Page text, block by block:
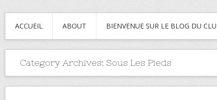
ACCUEIL ABOUT BIENVENUE SUR LE BLOG DU
Category Archives: Sous Les Pieds